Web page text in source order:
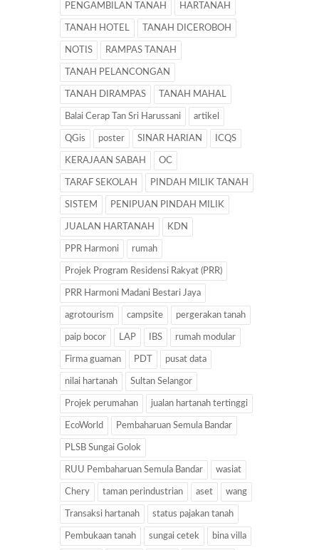
PENGAMBILAN TANAH HARTANAH
TANAH HOTEL TANAH DICEROBOH
NOTIS RAMPAS TANAH
TANAH PELANCONGAN
TANAH DIRAMPAS TANAH MAHAL
Balai Cerap Tan Sri Harussani artikel
QGis poster SINAR HARIAN ICQS
KERAJAAN SABAH OC
TARAF SEKOLAH PINDAH MILIK TANAH
SISTEM PENIPUAN PINDAH MILIK
JUALAN HARTANAH KDN
PPR Harmoni rumah
Projek Program Residensi Rakyat (PRR)
PRR Harmoni Madani Bestari Jaya
agrotourism campsite pergerakan tanah
paip bocor LAP IBS rumah modular
Firma guaman PDT pusat data
nilai hartanah Sultan Selangor
Projek perumahan jualan hartanah tertinggi
EcoWorld Pembaharuan Semula Bandar
PLSB Sungai Golok
RUU Pembaharuan Semula Bandar wasiat
Chery taman perindustrian aset wang
Transaksi hartanah status pajakan tanah
Pembukaan tanah sungai cetek bina villa